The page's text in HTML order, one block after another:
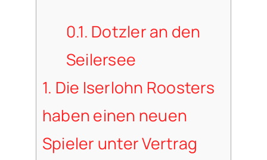
0.1. Dotzler an den
Seilersee
1. Die Iserlohn Roosters
haben einen neuen
Spieler unter Vertrag